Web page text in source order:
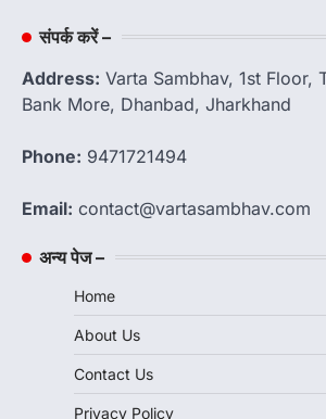
संपर्क करें –
Address: Varta Sambhav, 1st Floor,
Bank More, Dhanbad, Jharkhand
Phone: 9471721494
Email: contact@vartasambhav.com
अन्य पेज –
Home
About Us
Contact Us
Privacy Policy